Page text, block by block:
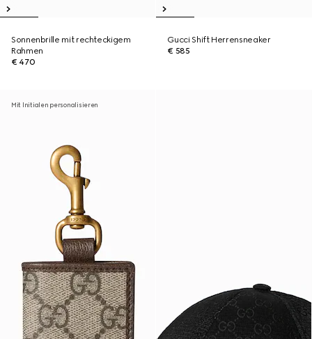
Sonnenbrille mit rechteckigem
Rahmen
€ 470
Gucci Shift Herrensneaker
€ 585
Mit Initialen personalisieren